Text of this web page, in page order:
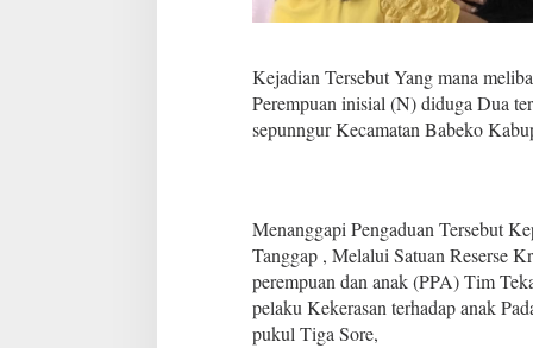
Kejadian Tersebut Yang mana
Perempuan inisial (N) diduga Dua
sepunngur Kecamatan Babeko
Menanggapi Pengaduan Tersebut
Tanggap , Melalui Satuan Reserse
perempuan dan anak (PPA) Tim
pelaku Kekerasan terhadap anak
pukul Tiga Sore,